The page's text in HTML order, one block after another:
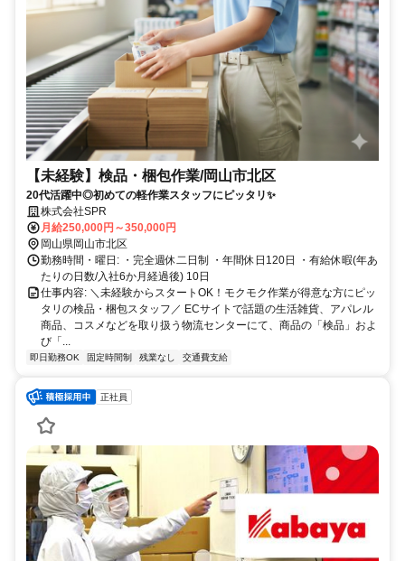
【未経験】検品・梱包作業/岡山市北区
20代活躍中◎初めての軽作業スタッフにピッタリ✨
株式会社SPR
月給250,000円～350,000円
岡山県岡山市北区
勤務時間・曜日: ・完全週休二日制 ・年間休日120日 ・有給休暇(年あ
たりの日数/入社6か月経過後) 10日
仕事内容: ＼未経験からスタートOK！モクモク作業が得意な方にピッ
タリの検品・梱包スタッフ／ ECサイトで話題の生活雑貨、アパレル
商品、コスメなどを取り扱う物流センターにて、商品の「検品」およ
び「...
即日勤務OK 固定時間制 残業なし 交通費支給
正社員